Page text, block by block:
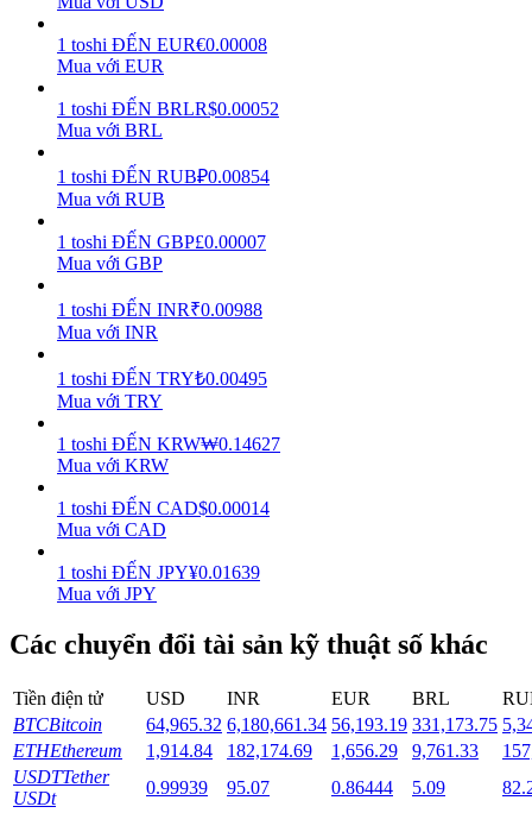
Power Piggy
Làm cho tài sản của bạn tăng giá trị đều đặn
Staking
Lợi nhuận cao và truy cập ngay lập tức
Launchpool
Đặt cọc linh hoạt để kiếm được các token phổ biến.
1 toshi ĐẾN EUR€0.00008
Mua với EUR
1 toshi ĐẾN BRLR$0.00052
Mua với BRL
1 toshi ĐẾN RUB₽0.00854
Mua với RUB
1 toshi ĐẾN GBP£0.00007
Mua với GBP
1 toshi ĐẾN INR₹0.00988
Mua với INR
1 toshi ĐẾN TRY₺0.00495
Mua với TRY
1 toshi ĐẾN KRW₩0.14627
Mua với KRW
1 toshi ĐẾN CAD$0.00014
Mua với CAD
1 toshi ĐẾN JPY¥0.01639
Mua với JPY
Các chuyển đổi tài sản kỹ thuật số khác
Tiền điện tử USD INR EUR BRL
BTCBitcoin 64,965.32 6,180,661.34 56,193.19 331,173.75
ETHEthereum 1,914.84 182,174.69 1,656.29 9,761.33
USDTTether
USDt
0.99939 95.07 0.86444 5.09